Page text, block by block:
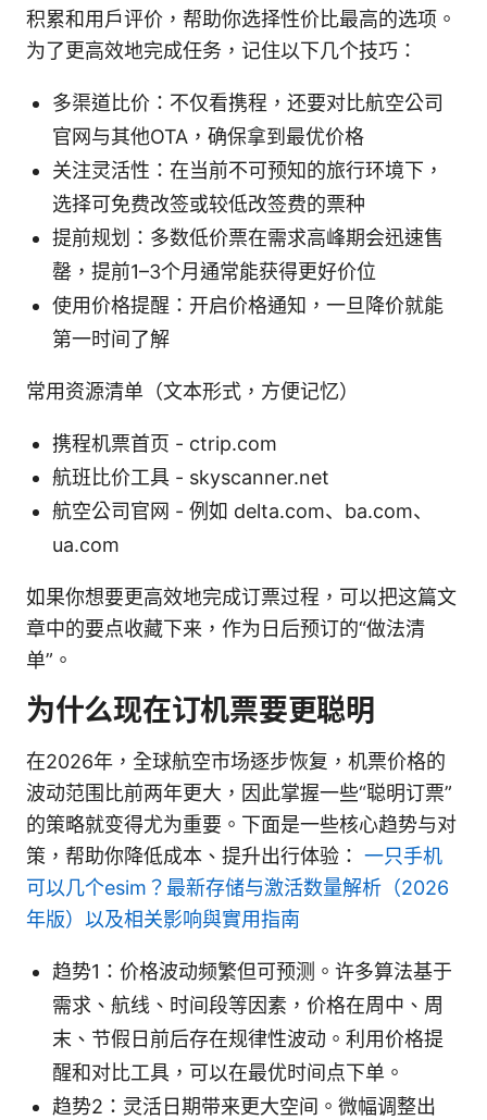
积累和用户评价，帮助你选择性价比最高的选项。
为了更高效地完成任务，记住以下几个技巧：
多渠道比价：不仅看携程，还要对比航空公司
官网与其他OTA，确保拿到最优价格
关注灵活性：在当前不可预知的旅行环境下，
选择可免费改签或较低改签费的票种
提前规划：多数低价票在需求高峰期会迅速售
罄，提前1–3个月通常能获得更好价位
使用价格提醒：开启价格通知，一旦降价就能
第一时间了解
常用资源清单（文本形式，方便记忆）
携程机票首页 - ctrip.com
航班比价工具 - skyscanner.net
航空公司官网 - 例如 delta.com、ba.com、
ua.com
如果你想要更高效地完成订票过程，可以把这篇文
章中的要点收藏下来，作为日后预订的“做法清
单”。
为什么现在订机票要更聪明
在2026年，全球航空市场逐步恢复，机票价格的
波动范围比前两年更大，因此掌握一些“聪明订票”
的策略就变得尤为重要。下面是一些核心趋势与对
策，帮助你降低成本、提升出行体验： 一只手机
可以几个esim？最新存储与激活数量解析（2026
年版）以及相关影响與實用指南
趋势1：价格波动频繁但可预测。许多算法基于
需求、航线、时间段等因素，价格在周中、周
末、节假日前后存在规律性波动。利用价格提
醒和对比工具，可以在最优时间点下单。
趋势2：灵活日期带来更大空间。微幅调整出